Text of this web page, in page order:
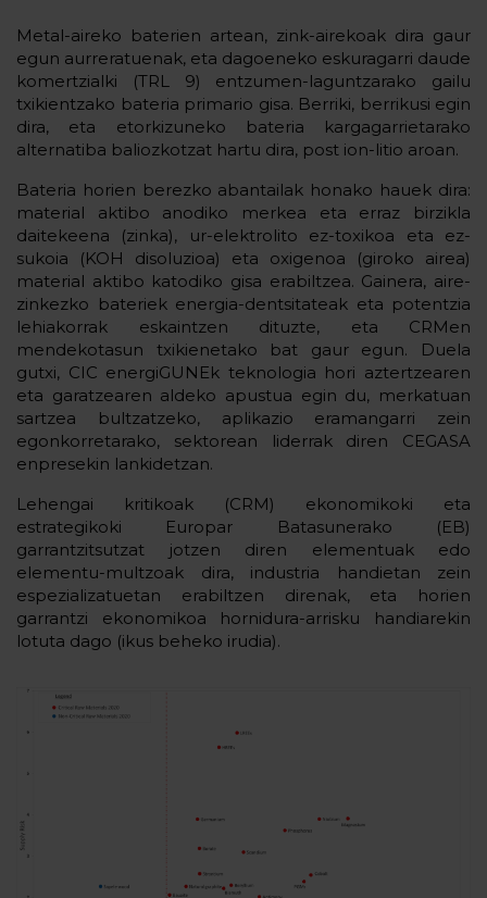
Metal-aireko baterien artean, zink-airekoak dira gaur
egun aurreratuenak, eta dagoeneko eskuragarri daude
komertzialki (TRL 9) entzumen-laguntzarako gailu
txikientzako bateria primario gisa. Berriki, berrikusi egin
dira, eta etorkizuneko bateria kargagarrietarako
alternatiba baliozkotzat hartu dira, post ion-litio aroan.
Bateria horien berezko abantailak honako hauek dira:
material aktibo anodiko merkea eta erraz birzikla
daitekeena (zinka), ur-elektrolito ez-toxikoa eta ez-
sukoia (KOH disoluzioa) eta oxigenoa (giroko airea)
material aktibo katodiko gisa erabiltzea. Gainera, aire-
zinkezko bateriek energia-dentsitateak eta potentzia
lehiakorrak eskaintzen dituzte, eta CRMen
mendekotasun txikienetako bat gaur egun. Duela
gutxi, CIC energiGUNEk teknologia hori aztertzearen
eta garatzearen aldeko apustua egin du, merkatuan
sartzea bultzatzeko, aplikazio eramangarri zein
egonkorretarako, sektorean liderrak diren CEGASA
enpresekin lankidetzan.
Lehengai kritikoak (CRM) ekonomikoki eta
estrategikoki Europar Batasunerako (EB)
garrantzitsutzat jotzen diren elementuak edo
elementu-multzoak dira, industria handietan zein
espezializatuetan erabiltzen direnak, eta horien
garrantzi ekonomikoa hornidura-arrisku handiarekin
lotuta dago (ikus beheko irudia).